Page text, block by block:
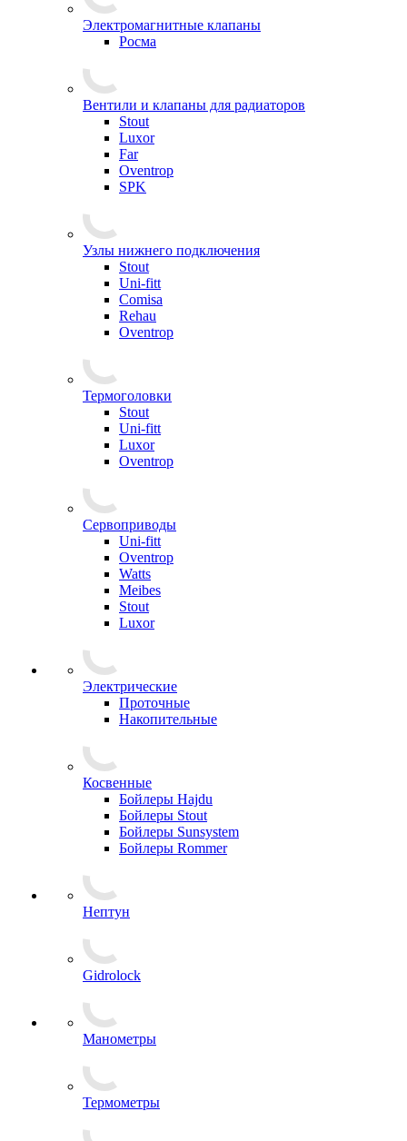
Электромагнитные клапаны
Росма
Вентили и клапаны для радиаторов
Stout
Luxor
Far
Oventrop
SPK
Узлы нижнего подключения
Stout
Uni-fitt
Comisa
Rehau
Oventrop
Термоголовки
Stout
Uni-fitt
Luxor
Oventrop
Сервоприводы
Uni-fitt
Oventrop
Watts
Meibes
Stout
Luxor
Электрические
Проточные
Накопительные
Косвенные
Бойлеры Hajdu
Бойлеры Stout
Бойлеры Sunsystem
Бойлеры Rommer
Нептун
Gidrolock
Манометры
Термометры